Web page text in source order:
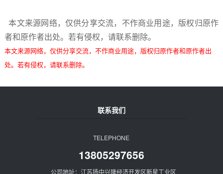
本文来源网络，仅供分享交流，不作商业用途，版权归原作
者和原作者出处。若有侵权，请联系删除。
本文来源网络，仅供分享交流，不作商业用途，版权归原作者和原作者出
处。若有侵权，请联系删除。
联系我们
TELEPHONE
13805297656
公司地址：江苏扬中兴隆经济开发区新星工业区